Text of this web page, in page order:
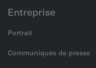
Entreprise
Portrait
Communiqués de presse